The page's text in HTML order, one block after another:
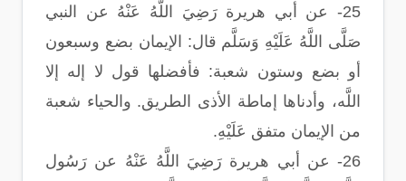
25- عن أبي هريرة رَضِيَ اللَّهُ عَنْهُ عن النبي
صَلَّى اللَّهُ عَلَيْهِ وَسَلَّم قال: الإيمان بضع وسبعون
أو بضع وستون شعبة: فأفضلها قول لا إله إلا
اللَّه، وأدناها إماطة الأذى الطريق. والحياء شعبة
من الإيمان متفق عَلَيْهِ.
26- عن أبي هريرة رَضِيَ اللَّهُ عَنْهُ عن رَسُول